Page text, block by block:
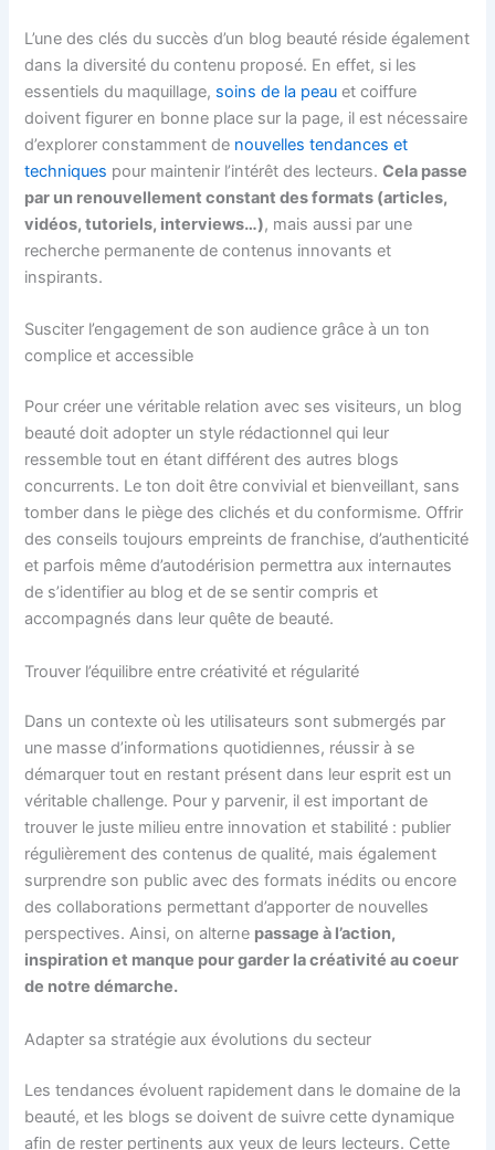
L’une des clés du succès d’un blog beauté réside également
dans la diversité du contenu proposé. En effet, si les
essentiels du maquillage, soins de la peau et coiffure
doivent figurer en bonne place sur la page, il est nécessaire
d’explorer constamment de nouvelles tendances et
techniques pour maintenir l’intérêt des lecteurs.Cela passe
par un renouvellement constant des formats (articles,
vidéos, tutoriels, interviews…), mais aussi par une
recherche permanente de contenus innovants et
inspirants.
Susciter l’engagement de son audience grâce à un ton
complice et accessible
Pour créer une véritable relation avec ses visiteurs, un blog
beauté doit adopter un style rédactionnel qui leur
ressemble tout en étant différent des autres blogs
concurrents. Le ton doit être convivial et bienveillant, sans
tomber dans le piège des clichés et du conformisme. Offrir
des conseils toujours empreints de franchise, d’authenticité
et parfois même d’autodérision permettra aux internautes
de s’identifier au blog et de se sentir compris et
accompagnés dans leur quête de beauté.
Trouver l’équilibre entre créativité et régularité
Dans un contexte où les utilisateurs sont submergés par
une masse d’informations quotidiennes, réussir à se
démarquer tout en restant présent dans leur esprit est un
véritable challenge. Pour y parvenir, il est important de
trouver le juste milieu entre innovation et stabilité : publier
régulièrement des contenus de qualité, mais également
surprendre son public avec des formats inédits ou encore
des collaborations permettant d’apporter de nouvelles
perspectives. Ainsi, on alterne passage à l’action,
inspiration et manque pour garder la créativité au coeur
de notre démarche.
Adapter sa stratégie aux évolutions du secteur
Les tendances évoluent rapidement dans le domaine de la
beauté, et les blogs se doivent de suivre cette dynamique
afin de rester pertinents aux yeux de leurs lecteurs. Cette